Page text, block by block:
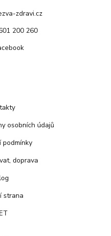
zdravi.cz
200 260
osobních údajů
podmínky
doprava
strana